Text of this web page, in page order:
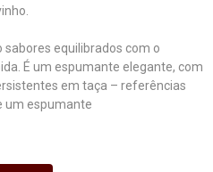
sabores equilibrados com o
É um espumante elegante, com
em taça – referências
um espumante